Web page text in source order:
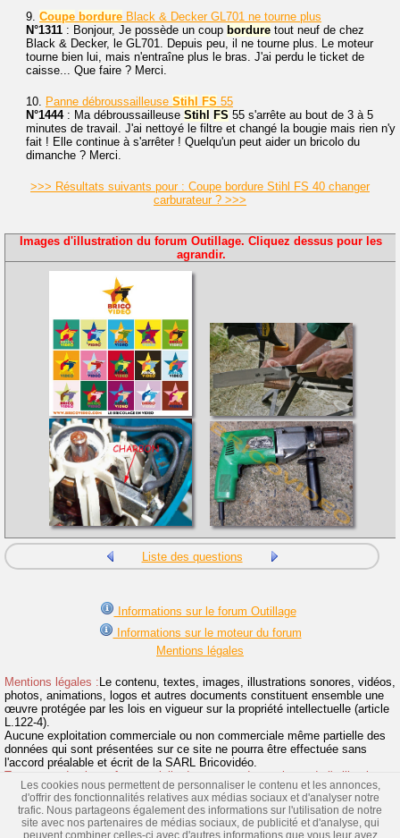
Vidéos|Location Outillage|Liens|Tout l'outillage|
9. Coupe bordure Black & Decker GL701 ne tourne plus
N°1311 : Bonjour, Je possède un coup bordure tout neuf de chez
Black & Decker, le GL701. Depuis peu, il ne tourne plus. Le moteur
tourne bien lui, mais n'entraîne plus le bras. J'ai perdu le ticket de
caisse... Que faire ? Merci.
10. Panne débroussailleuse Stihl FS 55
N°1444: Ma débroussailleuse Stihl FS 55 s'arrête au bout de 3 à 5
minutes de travail. J'ai nettoyé le filtre et changé la bougie mais rien n'y
fait ! Elle continue à s'arrêter ! Quelqu'un peut aider un bricolo du
dimanche ? Merci.
>>> Résultats suivants pour : Coupe bordure Stihl FS 40 changer
carburateur ? >>>
Images d'illustration du forum Outillage. Cliquez dessus pour les
agrandir.
Liste des questions
Informations sur le forum Outillage
Informations sur le moteur du forum
Mentions légales
Mentions légales : Le contenu, textes, images, illustrations sonores, vidéos,
photos, animations, logos et autres documents constituent ensemble une
œuvre protégée par les lois en vigueur sur la propriété intellectuelle (article
L.122-4).
Aucune exploitation commerciale ou non commerciale même partielle des
données qui sont présentées sur ce site ne pourra être effectuée sans
l'accord préalable et écrit de la SARL Bricovidéo.
Toute reproduction même partielle du contenu de ce site et de l'utilisation
de la marque Bricovidéo sans autorisation sont interdites et donneront suite
à des poursuites.>> Lire la suite
Les cookies nous permettent de personnaliser le contenu et les annonces,
d'offrir des fonctionnalités relatives aux médias sociaux et d'analyser notre
trafic. Nous partageons également des informations sur l'utilisation de notre
site avec nos partenaires de médias sociaux, de publicité et d'analyse, qui
peuvent combiner celles-ci avec d'autres informations que vous leur avez